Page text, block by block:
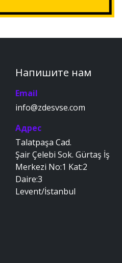
Напишите нам
Email
info@zdesvse.com
Адрес
Talatpaşa Cad.
Şair Çelebi Sok. Gürtaş İş
Merkezi No:1 Kat:2
Daire:3
Levent/İstanbul